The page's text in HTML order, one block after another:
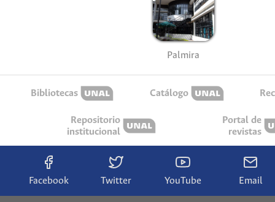
Palmira
Bibliotecas Catálogo
Repositorio
institucional
Portal de
revistas
Facebook Twitter YouTube Email